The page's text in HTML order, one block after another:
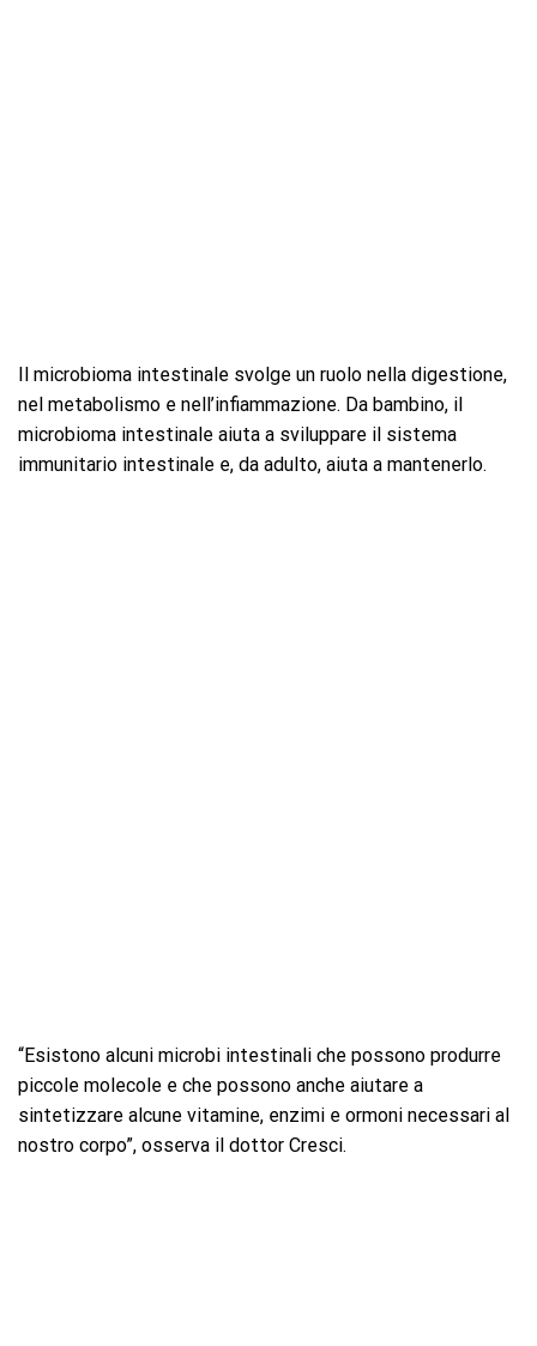
Il microbioma intestinale svolge un ruolo nella digestione,
nel metabolismo e nell’infiammazione. Da bambino, il
microbioma intestinale aiuta a sviluppare il sistema
immunitario intestinale e, da adulto, aiuta a mantenerlo.
“Esistono alcuni microbi intestinali che possono produrre
piccole molecole e che possono anche aiutare a
sintetizzare alcune vitamine, enzimi e ormoni necessari al
nostro corpo”, osserva il dottor Cresci.